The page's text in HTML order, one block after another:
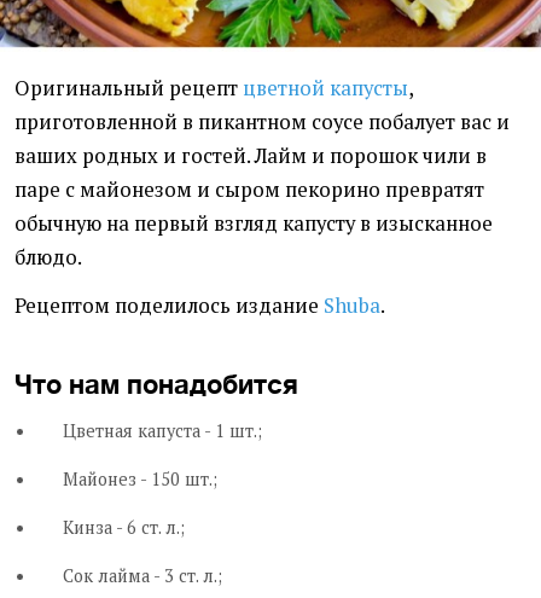
Оригинальный рецепт цветной капусты,
приготовленной в пикантном соусе побалует вас и
ваших родных и гостей. Лайм и порошок чили в
паре с майонезом и сыром пекорино превратят
обычную на первый взгляд капусту в изысканное
блюдо.
Рецептом поделилось издание Shuba.
Что нам понадобится
Цветная капуста - 1 шт.;
Майонез - 150 шт.;
Кинза - 6 ст. л.;
Сок лайма - 3 ст. л.;